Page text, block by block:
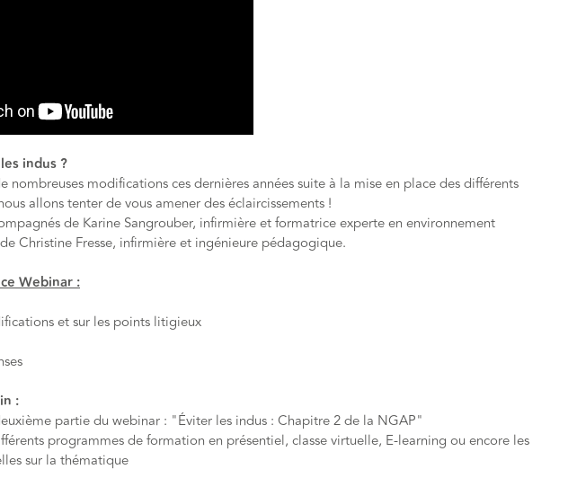
indus ?
nombreuses modifications ces dernières années suite à la mise en place des différents
allons tenter de vous amener des éclaircissements !
de Karine Sangrouber, infirmière et formatrice experte en environnement
Christine Fresse, infirmière et ingénieure pédagogique.
Webinar :
et sur les points litigieux
:
partie du webinar : "Éviter les indus : Chapitre 2 de la NGAP"
programmes de formation en présentiel, classe virtuelle, E-learning ou encore les
sur la thématique